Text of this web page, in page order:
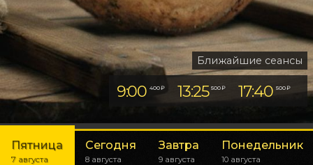
Ближайшие сеансы
9:00 400 ₽ 13:25 500 ₽ 17:40 500 ₽
Пятница
7 августа
Сегодня
8 августа
Завтра
9 августа
Понедельник
10 августа